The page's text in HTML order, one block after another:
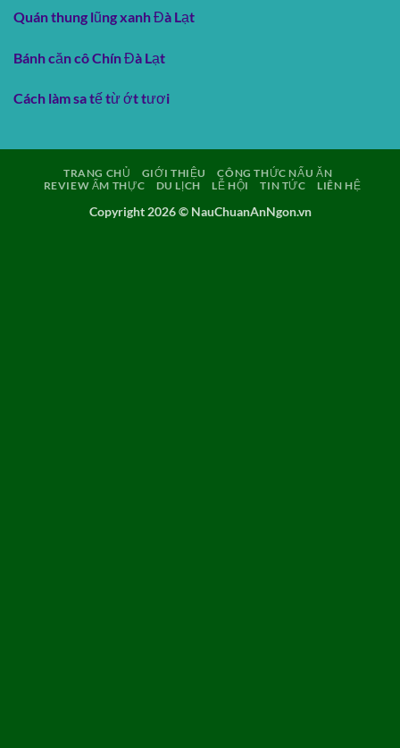
Quán thung lũng xanh Đà Lạt
Bánh căn cô Chín Đà Lạt
Cách làm sa tế từ ớt tươi
TRANG CHỦ GIỚI THIỆU
CÔNG THỨC NẤU ĂN
REVIEW ẨM THỰC
DU LỊCH LỄ HỘI TIN TỨC LIÊN HỆ
Copyright 2026 © NauChuanAnNgon.vn